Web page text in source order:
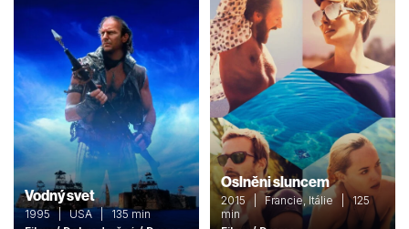
Vodný svet
1995 | USA | 135 min
Oslněni sluncem
2015 | Francie, Itálie | 125
min